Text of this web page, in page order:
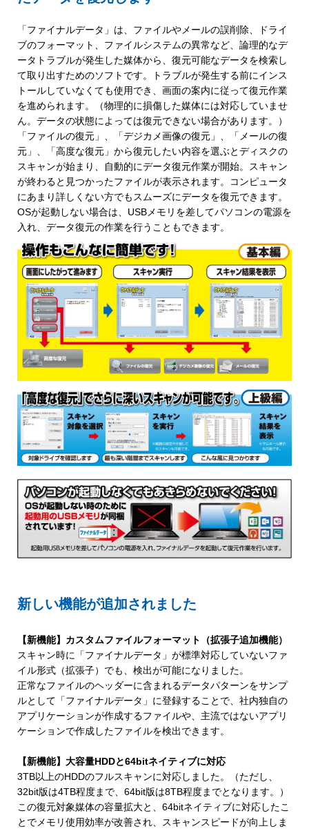
「ファイナルデータ」は、ファイルやメールの誤削除、ドライ
ブのフォーマット、ファイルシステムの異常など、論理的なデ
ータトラブルが発生した媒体から、復元可能なデータを検索し
て取り出すためのソフトです。トラブルが発生する前にインス
トールしていなくても使用でき、画面の案内に従って復元作業
を進められます。（物理的に損傷した媒体には対応していませ
ん。データの状態によっては復元できない場合があります。）
「ファイルの復元」、「デジカメ画像の復元」、「メールの復
元」、「高度な復元」から復元したい内容を選ぶとディスクの
スキャンが始まり、自動的にデータ復元作業が開始。スキャン
が終わると見つかったファイルが表示されます。コンピュータ
にあまり詳しくない方でもスムーズにデータを復元できます。
OSが起動しない場合は、USBメモリを差してパソコンの電源を
入れ、データ復元の作業を行うこともできます。
新しい機能が追加されました
【新機能】カスタムファイルフォーマット（拡張子追加機能）
スキャン時に「ファイナルデータ」が標準対応していないファ
イル形式（拡張子）でも、検出が可能になりました。
正常なファイルのヘッダーに含まれるデータパターンをサンプ
ルとして「ファイナルデータ」に登録することで、社内独自の
アプリケーションが作成するファイルや、主流ではないアプリ
ケーションで作成したファイルを検出できます。
【新機能】大容量HDDと64bitネイティブに対応
3TB以上のHDDのフルスキャンに対応しました。（ただし、
32bit版は4TB程度まで、64bit版は8TB程度までとなります。）
この復元対象媒体の容量拡大と、64bitネイティブに対応したこ
とでメモリ使用効率が改善され、スキャンスピードが向上しま